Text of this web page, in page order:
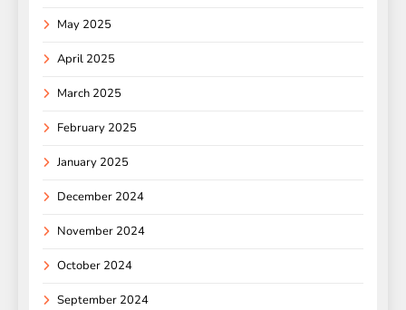
May 2025
April 2025
March 2025
February 2025
January 2025
December 2024
November 2024
October 2024
September 2024